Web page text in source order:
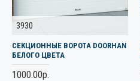
3930
СЕКЦИОННЫЕ ВОРОТА DOORHAN
БЕЛОГО ЦВЕТА
1000.00р.